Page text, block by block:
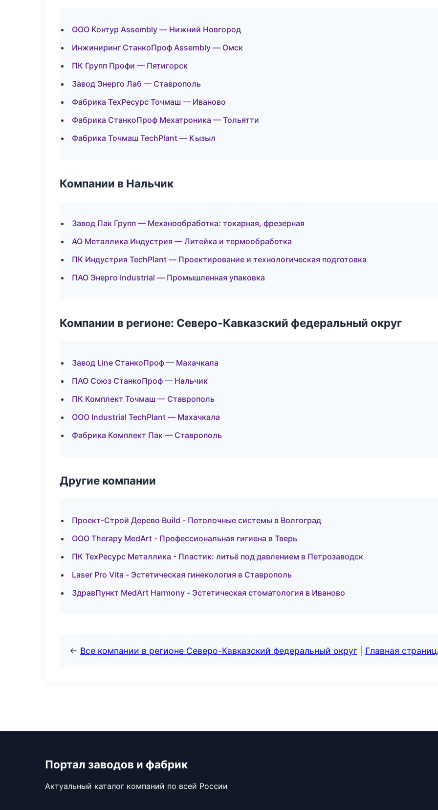
ООО Контур Assembly — Нижний Новгород
Инжиниринг СтанкоПроф Assembly — Омск
ПК Групп Профи — Пятигорск
Завод Энерго Лаб — Ставрополь
Фабрика ТехРесурс Точмаш — Иваново
Фабрика СтанкоПроф Мехатроника — Тольятти
Фабрика Точмаш TechPlant — Кызыл
Компании в Нальчик
Завод Пак Групп — Механообработка: токарная, фрезерная
АО Металлика Индустрия — Литейка и термообработка
ПК Индустрия TechPlant — Проектирование и технологическая подготовка
ПАО Энерго Industrial — Промышленная упаковка
Компании в регионе: Северо-Кавказский федеральный округ
Завод Line СтанкоПроф — Махачкала
ПАО Союз СтанкоПроф — Нальчик
ПК Комплект Точмаш — Ставрополь
ООО Industrial TechPlant — Махачкала
Фабрика Комплект Пак — Ставрополь
Другие компании
Проект-Строй Дерево Build - Потолочные системы в Волгоград
ООО Therapy MedArt - Профессиональная гигиена в Тверь
ПК ТехРесурс Металлика - Пластик: литьё под давлением в Петрозаводск
Laser Pro Vita - Эстетическая гинекология в Ставрополь
ЗдравПункт MedArt Harmony - Эстетическая стоматология в Иваново
← Все компании в регионе Северо-Кавказский федеральный округ Главная
Портал заводов и фабрик
Актуальный каталог компаний по всей России